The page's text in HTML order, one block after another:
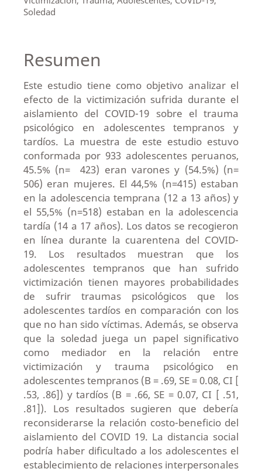
Soledad
Resumen
Este estudio tiene como objetivo analizar el
efecto de la victimización sufrida durante el
aislamiento del COVID-19 sobre el trauma
psicológico en adolescentes tempranos y
tardíos. La muestra de este estudio estuvo
conformada por 933 adolescentes peruanos,
45.5% (n= 423) eran varones y (54.5%) (n=
506) eran mujeres. El 44,5% (n=415) estaban
en la adolescencia temprana (12 a 13 años) y
el 55,5% (n=518) estaban en la adolescencia
tardía (14 a 17 años). Los datos se recogieron
en línea durante la cuarentena del COVID-
19. Los resultados muestran que los
adolescentes tempranos que han sufrido
victimización tienen mayores probabilidades
de sufrir traumas psicológicos que los
adolescentes tardíos en comparación con los
que no han sido víctimas. Además, se observa
que la soledad juega un papel significativo
como mediador en la relación entre
victimización y trauma psicológico en
adolescentes tempranos (B = .69, SE = 0.08, CI [
.53, .86]) y tardíos (B = .66, SE = 0.07, CI [ .51,
.81]). Los resultados sugieren que debería
reconsiderarse la relación costo-beneficio del
aislamiento del COVID 19. La distancia social
podría haber dificultado a los adolescentes el
establecimiento de relaciones interpersonales